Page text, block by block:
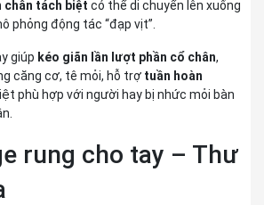
chân tách biệt có thể di chuyển lên xuống
phỏng động tác “đạp vịt”.
giúp kéo giãn lần lượt phần cổ chân,
căng cơ, tê mỏi, hỗ trợ tuần hoàn
phù hợp với người hay bị nhức mỏi bàn
rung cho tay – Thư